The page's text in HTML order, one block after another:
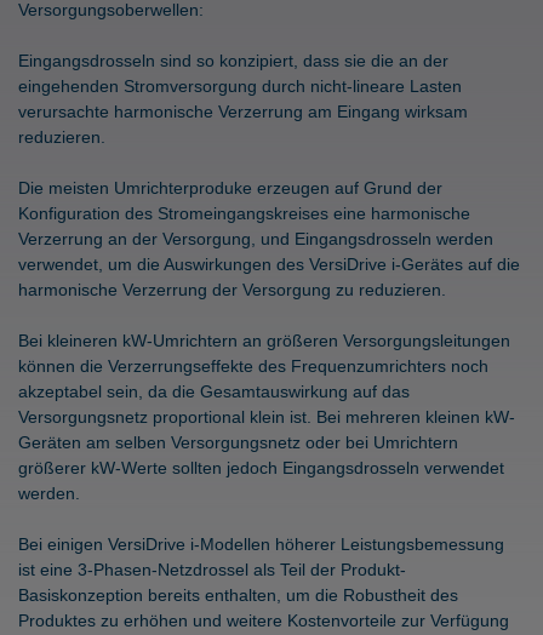
Versorgungsoberwellen:
Eingangsdrosseln sind so konzipiert, dass sie die an der
eingehenden Stromversorgung durch nicht-lineare Lasten
verursachte harmonische Verzerrung am Eingang wirksam
reduzieren.
Die meisten Umrichterproduke erzeugen auf Grund der
Konfiguration des Stromeingangskreises eine harmonische
Verzerrung an der Versorgung, und Eingangsdrosseln werden
verwendet, um die Auswirkungen des VersiDrive i-Gerätes auf die
harmonische Verzerrung der Versorgung zu reduzieren.
Bei kleineren kW-Umrichtern an größeren Versorgungsleitungen
können die Verzerrungseffekte des Frequenzumrichters noch
akzeptabel sein, da die Gesamtauswirkung auf das
Versorgungsnetz proportional klein ist. Bei mehreren kleinen kW-
Geräten am selben Versorgungsnetz oder bei Umrichtern
größerer kW-Werte sollten jedoch Eingangsdrosseln verwendet
werden.
Bei einigen VersiDrive i-Modellen höherer Leistungsbemessung
ist eine 3-Phasen-Netzdrossel als Teil der Produkt-
Basiskonzeption bereits enthalten, um die Robustheit des
Produktes zu erhöhen und weitere Kostenvorteile zur Verfügung